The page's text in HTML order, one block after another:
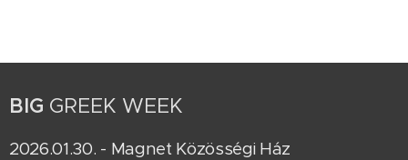
BIG GREEK WEEK
2026.01.30. - Magnet Közösségi Ház